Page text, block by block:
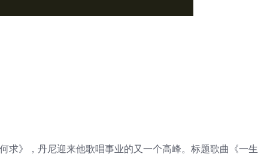
求》，丹尼迎来他歌唱事业的又一个高峰。标题歌曲《一生